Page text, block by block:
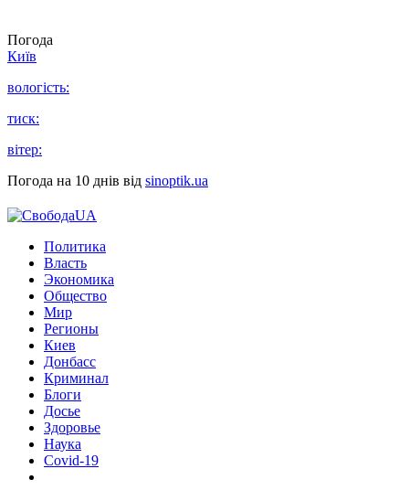
Погода
Київ
вологість:
тиск:
вітер:
Погода на 10 днів від sinoptik.ua
Политика
Власть
Экономика
Общество
Мир
Регионы
Киев
Донбасс
Криминал
Блоги
Досье
Здоровье
Наука
Covid-19